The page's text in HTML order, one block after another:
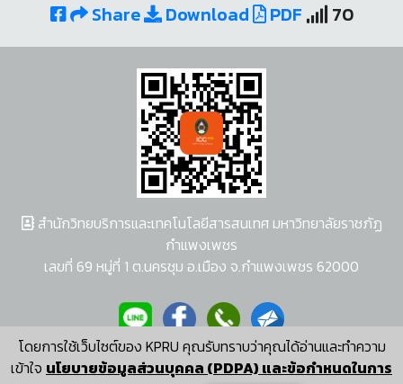
Share Download PDF 70
โดยการใช้เว็บไซต์ของ KPRU คุณรับทราบว่าคุณได้อ่านและทำความ
เข้าใจ นโยบายข้อมูลส่วนบุคคล (PDPA) และข้อกำหนดในการ
สำนักวิทยบริการและเทคโนโลยีสารสนเทศ มหาวิทยาลัยราชภัฏ
กำแพงเพชร
เลขที่ 69 หมู่ที่ 1 ต.นครชุม อ.เมือง จ.กำแพงเพชร 62000
ผู้พัฒนาระบบ อนุชา พวงผกา